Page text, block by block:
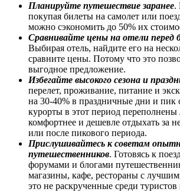
Планируйте путешествие заранее.
покупая билеты на самолет или
можно сэкономить до 50% их
Сравнивайте цены на отели перед
Выбирая отель, найдите его на
сравните цены. Потому что это
выгодное предложение.
Избегайте высокого сезона и
перелет, проживание, питание и
на 30-40% в праздничные дни и пик
курорты в этот период
комфортнее и дешевле отдыхать за
или после пикового периода.
Прислушивайтесь к советам
путешественников. Готовясь к
форумами и блогами
магазины, кафе, рестораны с
это не раскрученные среди туристов